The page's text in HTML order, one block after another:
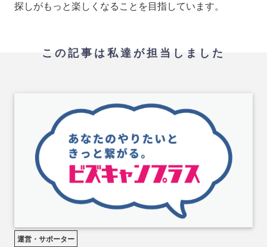
探しがもっと楽しくなることを目指しています。
この記事は私達が担当しました
運営・サポーター